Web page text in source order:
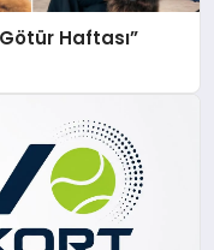
Haftası”